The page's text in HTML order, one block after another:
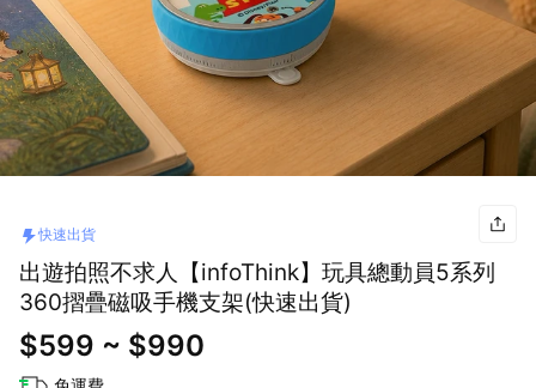
快速出貨
出遊拍照不求人【infoThink】玩具總動員5系列
360摺疊磁吸手機支架(快速出貨)
$599 ~ $990